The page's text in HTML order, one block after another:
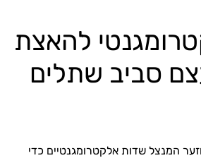
להאצת
סביב שתלים
המנצל שדות אלקטרומגנטיים כדי